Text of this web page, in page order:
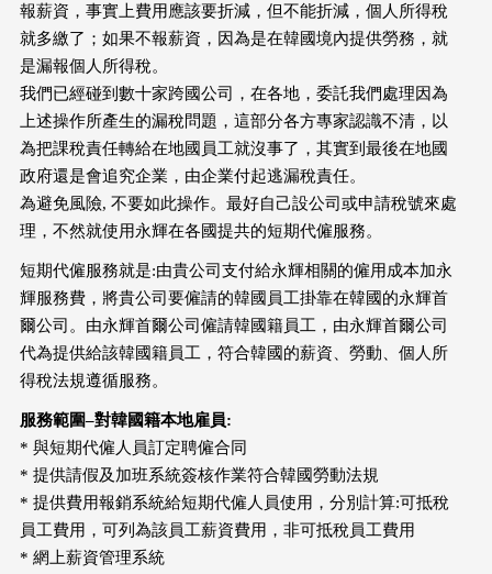
報薪資，事實上費用應該要折減，但不能折減，個人所得稅
就多繳了；如果不報薪資，因為是在韓國境內提供勞務，就
是漏報個人所得稅。
我們已經碰到數十家跨國公司，在各地，委託我們處理因為
上述操作所產生的漏稅問題，這部分各方專家認識不清，以
為把課稅責任轉給在地國員工就沒事了，其實到最後在地國
政府還是會追究企業，由企業付起逃漏稅責任。
為避免風險, 不要如此操作。最好自己設公司或申請稅號來處
理，不然就使用永輝在各國提共的短期代僱服務。
短期代僱服務就是:由貴公司支付給永輝相關的僱用成本加永
輝服務費，將貴公司要僱請的韓國員工掛靠在韓國的永輝首
爾公司。由永輝首爾公司僱請韓國籍員工，由永輝首爾公司
代為提供給該韓國籍員工，符合韓國的薪資、勞動、個人所
得稅法規遵循服務。
服務範圍–對韓國籍本地雇員:
* 與短期代僱人員訂定聘僱合同
* 提供請假及加班系統簽核作業符合韓國勞動法規
* 提供費用報銷系統給短期代僱人員使用，分別計算:可抵稅
員工費用，可列為該員工薪資費用，非可抵稅員工費用
* 網上薪資管理系統